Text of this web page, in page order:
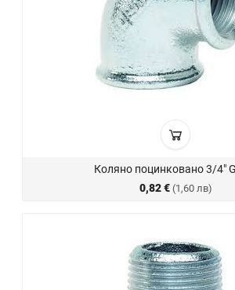
Коляно поцинковано 3/4"
0,82 € (1,60 лв)